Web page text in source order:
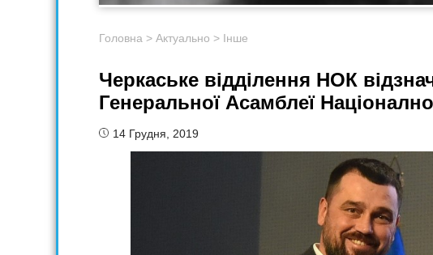
Головна > Актуально > Інше
Черкаське відділення НОК
Генеральної Асамблеї
14 Грудня, 2019